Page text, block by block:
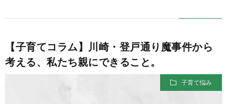
【子育てコラム】川崎・登戸通り魔事件から
考える、私たち親にできること。
子育て悩み